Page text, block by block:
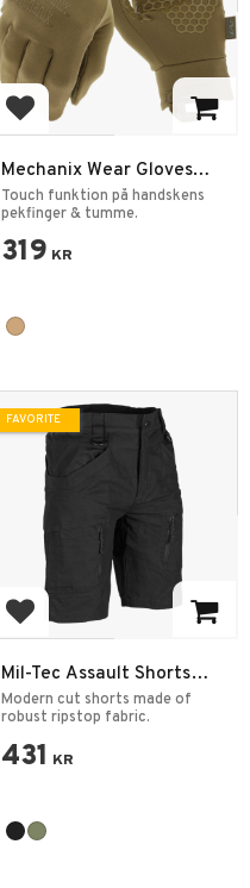
Add to favorites
Mechanix Wear Gloves
Coldwork Base Layer
Coyote
Touch funktion på handskens
pekfinger & tumme.
319 KR
Add to favorites
Mil-Tec Assault Shorts
Ripstop
Modern cut shorts made of
robust ripstop fabric.
431 KR
FAVORITE